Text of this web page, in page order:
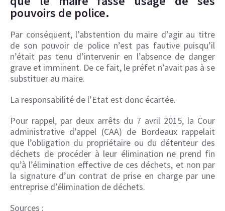
pouvoirs de police.
Par conséquent, l’abstention du maire d’agir au titre
de son pouvoir de police n’est pas fautive puisqu’il
n’était pas tenu d’intervenir en l’absence de danger
grave et imminent. De ce fait, le préfet n’avait pas à se
substituer au maire.
La responsabilité de l’Etat est donc écartée.
Pour rappel, par deux arrêts du 7 avril 2015, la Cour
administrative d’appel (CAA) de Bordeaux rappelait
que l’obligation du propriétaire ou du détenteur des
déchets de procéder à leur élimination ne prend fin
qu’à l’élimination effective de ces déchets, et non par
la signature d’un contrat de prise en charge par une
entreprise d’élimination de déchets.
Sources :